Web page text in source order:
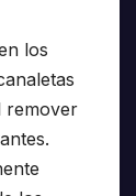
los
remover